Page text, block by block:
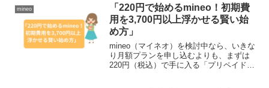
mineo
「220円で始めるmineo！初期費
用を3,700円以上浮かせる賢い始
め方」
mineo（マイネオ）を検討中なら、いきな
り月額プランを申し込むよりも、まずは
220円（税込）で手に入る「プリペイドパ